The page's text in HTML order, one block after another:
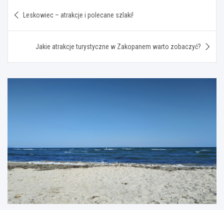
wpisu
Leskowiec – atrakcje i polecane szlaki!
Jakie atrakcje turystyczne w Zakopanem warto zobaczyć?